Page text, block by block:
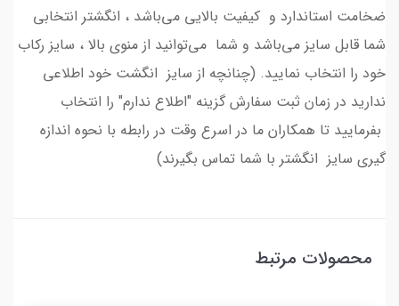
ضخامت استاندارد و کیفیت بالایی می‌باشد ، انگشتر انتخابی
شما قابل سایز می‌باشد و شما می‌توانید از منوی بالا ، سایز رکاب
خود را انتخاب نمایید. (چنانچه از سایز انگشت خود اطلاعی
ندارید در زمان ثبت سفارش گزینه "اطلاع ندارم" را انتخاب
بفرمایید تا همکاران ما در اسرع وقت در رابطه با نحوه اندازه
گیری سایز انگشتر با شما تماس بگیرند)
محصولات مرتبط